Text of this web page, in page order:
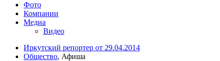
Фото
Компании
Медиа
Видео
Иркутский репортер от 29.04.2014
Общество, Афиша